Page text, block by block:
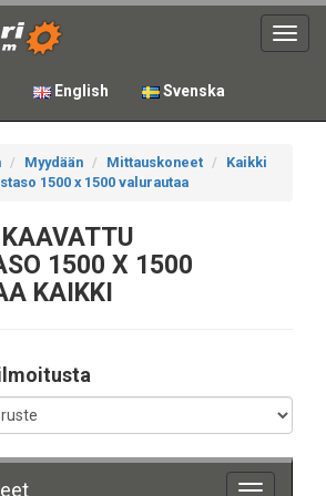
English Svenska
Myydään Mittauskoneet
Kaikki
1500 x 1500 valurautaa
1500 X 1500
KAIKKI